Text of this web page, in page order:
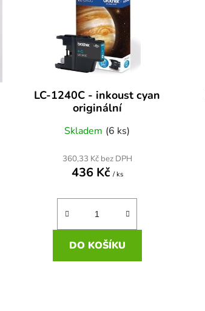
LC-1240C - inkoust cyan
originální
Skladem (6 ks)
360,33 Kč bez DPH
436 Kč / ks
DO KOŠÍKU